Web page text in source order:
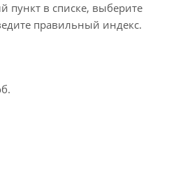
пункт в списке, выберите
правильный индекс.